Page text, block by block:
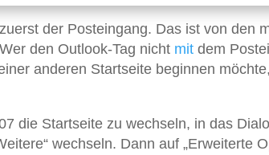
der Posteingang. Das ist von den
den Outlook-Tag nicht mit dem
anderen Startseite beginnen
die Startseite zu wechseln, in das
wechseln. Dann auf „Erweiterte